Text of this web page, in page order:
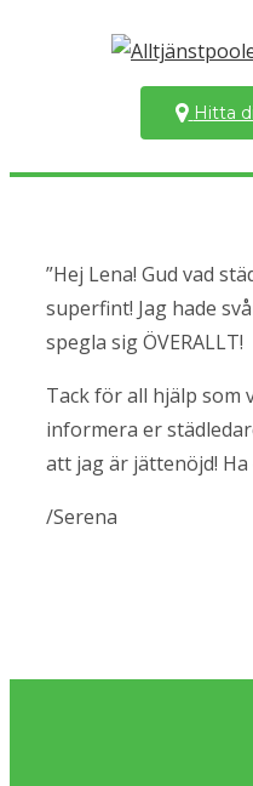
Hitta
”Hej Lena! Gud vad
superfint! Jag hade
spegla sig ÖVERALLT!
Tack för all hjälp som
informera er
att jag är jättenöjd! Ha
/Serena